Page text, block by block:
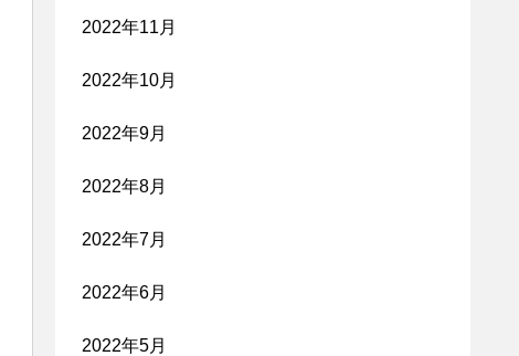
2022年11月
2022年10月
2022年9月
2022年8月
2022年7月
2022年6月
2022年5月